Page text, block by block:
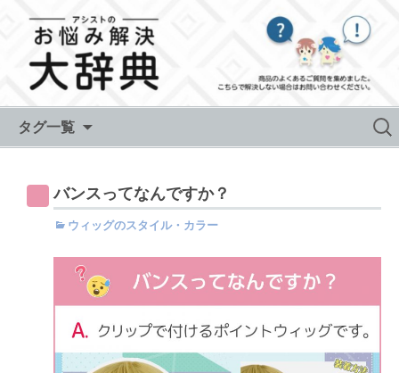
タグ一覧
検
バンスってなんですか？
ウィッグのスタイル・カラー